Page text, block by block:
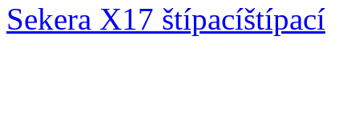
Sekera X17 štípací